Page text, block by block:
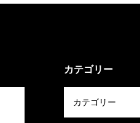
カテゴリー